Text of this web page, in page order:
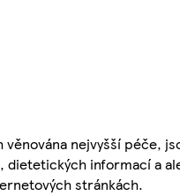
nejvyšší péče,
informací a
stránkách.